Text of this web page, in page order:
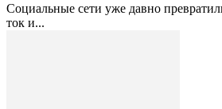
Социальные сети уже давно
ток и...